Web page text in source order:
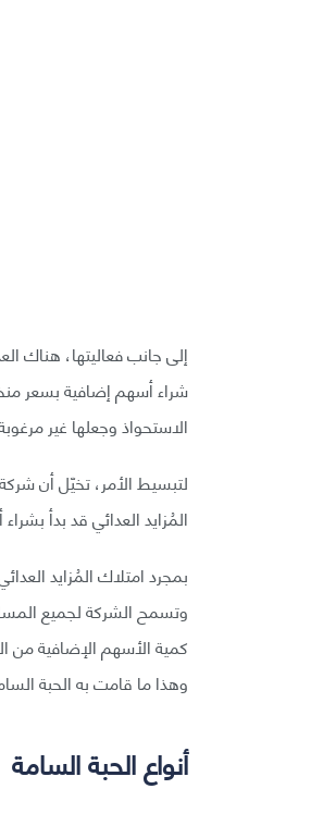
إلى جانب فعاليتها، هناك
شراء أسهم إضافية بسعر
الاستحواذ وجعلها غير
المُزايد العدائي قد بدأ بشراء
وهذا ما قامت به الحبة
أنواع الحبة السامة